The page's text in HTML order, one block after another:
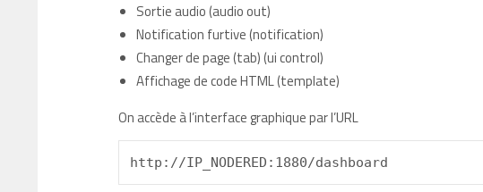
Sortie audio (audio out)
Notification furtive (notification)
Changer de page (tab) (ui control)
Affichage de code HTML (template)
On accède à l’interface graphique par l’URL
http://IP_NODERED:1880/dashboard